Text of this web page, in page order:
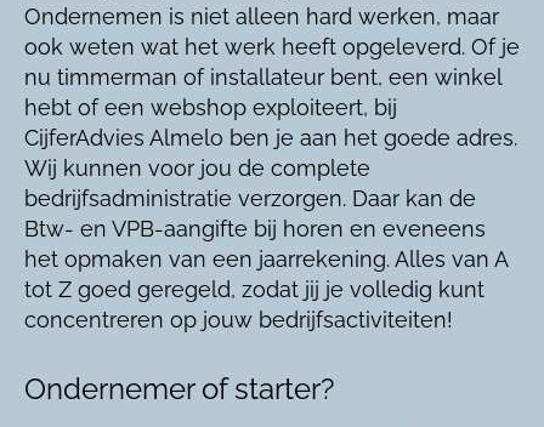
Ondernemen is niet alleen hard werken, maar
ook weten wat het werk heeft opgeleverd. Of je
nu timmerman of installateur bent, een winkel
hebt of een webshop exploiteert, bij
CijferAdvies Almelo ben je aan het goede adres.
Wij kunnen voor jou de complete
bedrijfsadministratie verzorgen. Daar kan de
Btw- en VPB-aangifte bij horen en eveneens
het opmaken van een jaarrekening. Alles van A
tot Z goed geregeld, zodat jij je volledig kunt
concentreren op jouw bedrijfsactiviteiten!
Ondernemer of starter?